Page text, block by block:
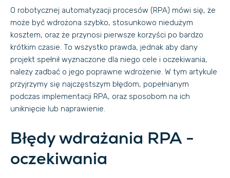
O robotycznej automatyzacji procesów (RPA) mówi się, że
może być wdrożona szybko, stosunkowo niedużym
kosztem, oraz że przynosi pierwsze korzyści po bardzo
krótkim czasie. To wszystko prawda, jednak aby dany
projekt spełnił wyznaczone dla niego cele i oczekiwania,
należy zadbać o jego poprawne wdrożenie. W tym artykule
przyjrzymy się najczęstszym błędom, popełnianym
podczas implementacji RPA, oraz sposobom na ich
uniknięcie lub naprawienie.
Błędy wdrażania RPA -
oczekiwania